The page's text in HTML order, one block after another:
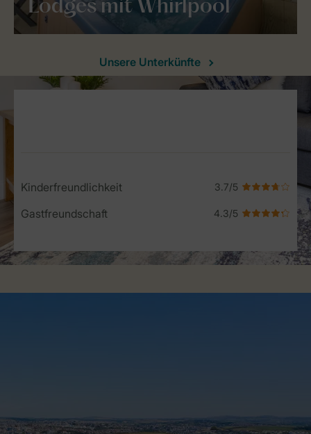
Lodges mit Whirlpool
Unsere Unterkünfte
Kinderfreundlichkeit
Gastfreundschaft